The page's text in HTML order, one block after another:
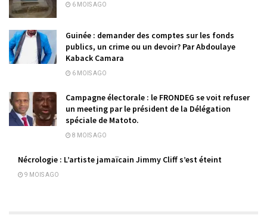
6 MOIS AGO
Guinée : demander des comptes sur les fonds
publics, un crime ou un devoir? Par Abdoulaye
Kaback Camara
6 MOIS AGO
Campagne électorale : le FRONDEG se voit refuser
un meeting par le président de la Délégation
spéciale de Matoto.
8 MOIS AGO
Nécrologie : L’artiste jamaïcain Jimmy Cliff s’est éteint
9 MOIS AGO